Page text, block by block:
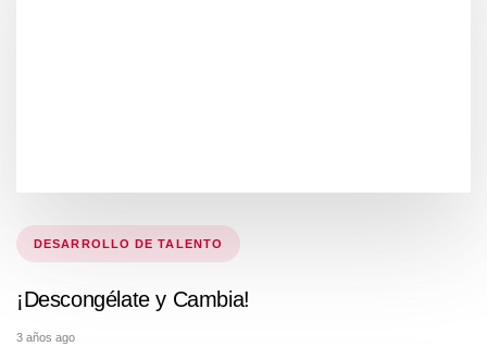
Tags
DESARROLLO DE TALENTO
¡Descongélate y Cambia!
3 años ago